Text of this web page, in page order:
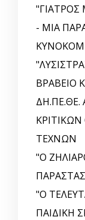
- ΜΙΑ
ΒΡΑΒΕΙΟ
ΤΕΧΝΩΝ
"Ο
"Ο
ΠΑΙΔΙΚΗ